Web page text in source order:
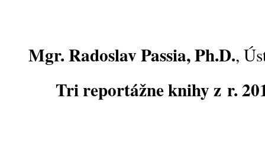
Mgr. Radoslav Passia, Ph.D.,
Tri reportážne knihy z r.